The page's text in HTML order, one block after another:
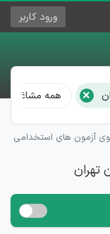
ورود کاربر
× همه مشاغل
آزمون های استخدامی
تهران